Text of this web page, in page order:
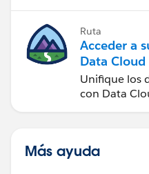
Ruta
Acceder a
Data Cloud
Unifique los
con Data
Más ayuda